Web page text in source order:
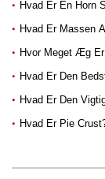
Hvad Er En Horn
Hvad Er Massen
Hvor Meget Æg
Hvad Er Den
Hvad Er Den
Hvad Er Pie